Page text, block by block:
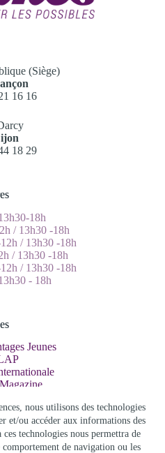
nous utilisons des technologies
et/ou accéder aux informations des
technologies nous permettra de
de navigation ou les
(Siège)
16 16
18 29
18h
/ 13h30 -18h
/ 13h30 -18h
/ 13h30 -18h
/ 13h30 -18h
- 18h
Jeunes